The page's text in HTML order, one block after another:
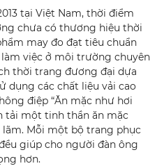
tại Việt Nam, thời điểm
chưa có thương hiệu thời
may đo đạt tiêu chuẩn
việc ở môi trường chuyên
thời trang đương đại dựa
dụng các chất liệu vải cao
điệp “Ăn mặc như hơi
tải một tinh thần ăn mặc
Mỗi một bộ trang phục
giúp cho người đàn ông
hơn.